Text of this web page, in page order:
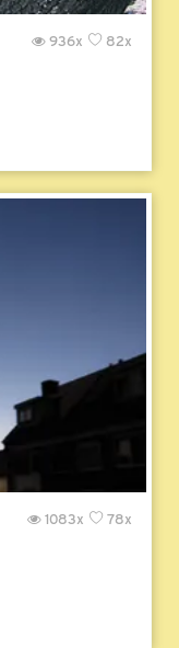
82x
936x
78x
1083x